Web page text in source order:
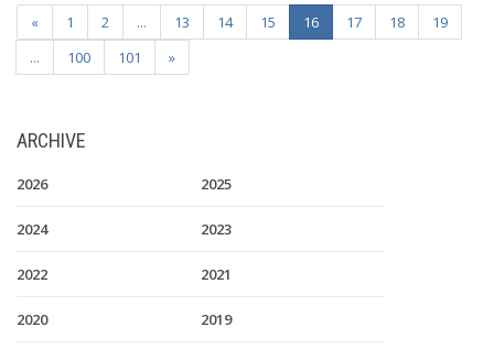
« 1 2 ... 13 14 15 16 17 18
19
...
100 101 »
ARCHIVE
2026 2025
2024 2023
2022 2021
2020 2019